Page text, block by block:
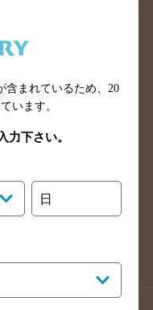
県のバー検索
県のバー検索
県のバー検索
県のバー検索
県のバー検索
県のバー検索
まれているため、 20
います。
力下さい。
日